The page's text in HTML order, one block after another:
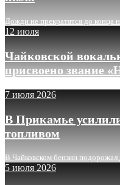
Дожди не прекратятся до конца
12 июля
Чайковской
присвоено звание
7 июля 2026
В Прикамье
топливом
В Чайковском бензин подорожал
5 июля 2026